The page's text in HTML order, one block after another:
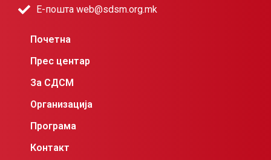
Е-пошта web@sdsm.org.mk
Почетна
Прес центар
За СДСМ
Организација
Програма
Контакт